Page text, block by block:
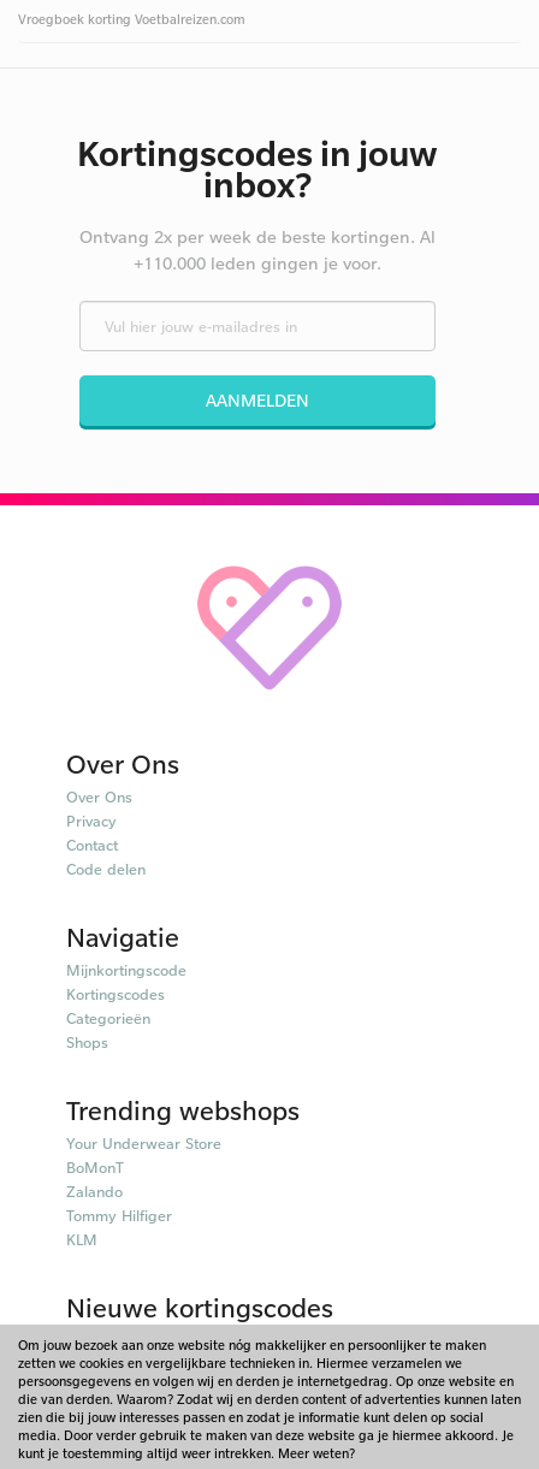
Vroegboek korting Voetbalreizen.com
Kortingscodes in jouw
inbox?
Ontvang 2x per week de beste kortingen. Al
+110.000 leden gingen je voor.
AANMELDEN
Over Ons
Over Ons
Privacy
Contact
Code delen
Navigatie
Mijnkortingscode
Kortingscodes
Categorieën
Shops
Trending webshops
Your Underwear Store
BoMonT
Zalando
Tommy Hilfiger
KLM
Nieuwe kortingscodes
50plusmobiel kortingscodes
Parfumado kortingscodes
Fitpen kortingscodes
Things I Like Things I Love kortingscodes
Briters kortingscodes
Om jouw bezoek aan onze website nóg makkelijker en persoonlijker te maken
zetten we cookies en vergelijkbare technieken in. Hiermee verzamelen we
persoonsgegevens en volgen wij en derden je internetgedrag. Op onze website en
die van derden. Waarom? Zodat wij en derden content of advertenties kunnen laten
zien die bij jouw interesses passen en zodat je informatie kunt delen op social
media. Door verder gebruik te maken van deze website ga je hiermee akkoord. Je
kunt je toestemming altijd weer intrekken. Meer weten?